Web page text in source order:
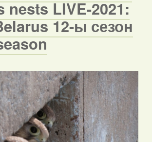
nests LIVE-2021:
12-ы сезон